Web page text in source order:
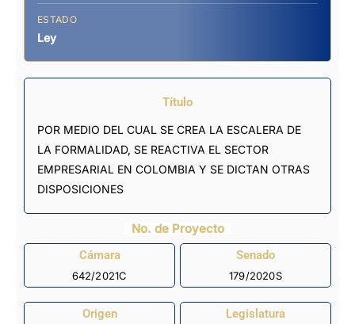
ESTADO
Ley
Título
POR MEDIO DEL CUAL SE CREA LA ESCALERA DE
LA FORMALIDAD, SE REACTIVA EL SECTOR
EMPRESARIAL EN COLOMBIA Y SE DICTAN OTRAS
DISPOSICIONES
No. de Proyecto
Cámara
642/2021C
Senado
179/2020S
Origen Legislatura